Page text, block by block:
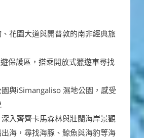
花園大道與開普敦的南非經典旅
保護區，搭乘開放式獵遊車尋找
與iSimangaliso 濕地公園，感受
入齊齊卡馬森林與壯闊海岸景觀
海，尋找海豚、鯨魚與海豹等海